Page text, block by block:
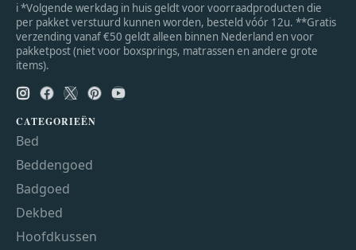
ℹ *Volgende werkdag in huis geldt voor voorraadproducten die
per pakket verstuurd kunnen worden, besteld vóór 12u. **Gratis
verzending vanaf €50 geldt alleen binnen Nederland en voor
pakketpost (niet voor boxsprings, matrassen en andere grote
items).
CATEGORIEËN
Bed
Beddengoed
Badgoed
Dekbed
Hoofdkussen